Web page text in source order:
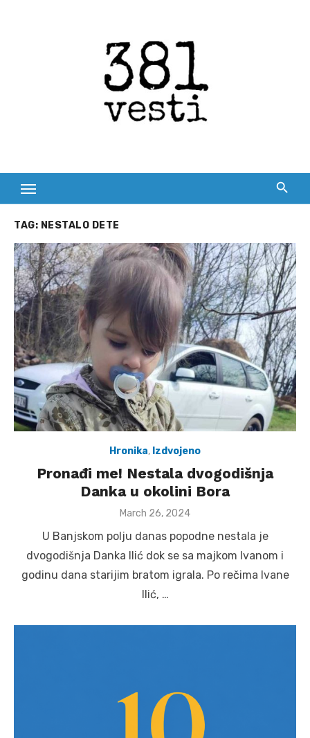
TAG: NESTALO DETE
Hronika, Izdvojeno
Pronađi me! Nestala dvogodišnja
Danka u okolini Bora
Posted
March 26, 2024
U Banjskom polju danas popodne nestala je
dvogodišnja Danka Ilić dok se sa majkom Ivanom i
godinu dana starijim bratom igrala. Po rečima Ivane
Ilić, …